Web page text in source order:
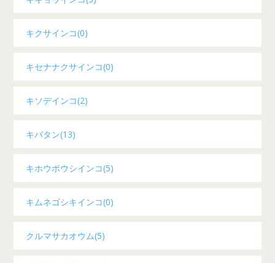
キクサインコ(0)
キセナナクサインコ(0)
キソデインコ(2)
キバタン(13)
キホウボウシインコ(5)
キムネゴシキインコ(0)
クルマサカオウム(5)